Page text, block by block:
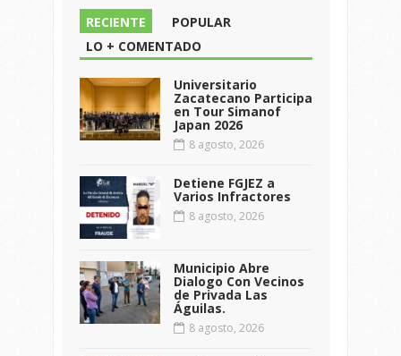
RECIENTE
POPULAR
LO + COMENTADO
Universitario
Zacatecano Participa
en Tour Simanof
Japan 2026
8 agosto, 2026
Detiene FGJEZ a
Varios Infractores
8 agosto, 2026
Municipio Abre
Dialogo Con Vecinos
de Privada Las
Águilas.
8 agosto, 2026